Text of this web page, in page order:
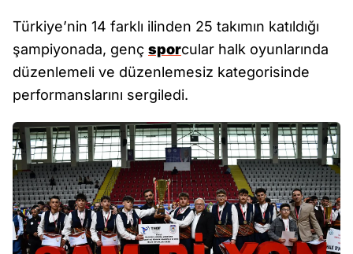
Türkiye’nin 14 farklı ilinden 25 takımın katıldığı
şampiyonada, genç sporcular halk oyunlarında
düzenlemeli ve düzenlemesiz kategorisinde
performanslarını sergiledi.